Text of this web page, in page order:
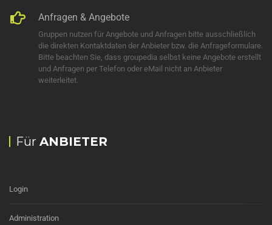
Anfragen & Angebote
Gruppen nutzen für Angebote und Anfragen bitte ausschließlich
die direkten Kontaktdaten der Anbieter bzw. die Anfrageformulare.
Bitte beachten Sie, dass groupedia selbst keine Angebote erstellt
und Anfragen per Telefon oder eMail nicht an Anbieter
weiterleitet.
Für ANBIETER
Login
Administration